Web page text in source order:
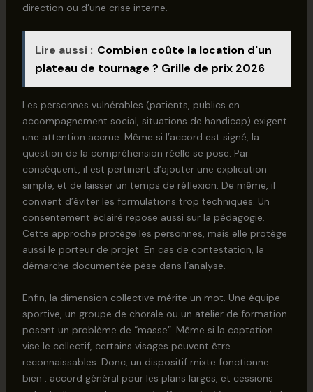
direction ou d’une crise interne.
Lire aussi : Combien coûte la location d'un
plateau de tournage ? Grille de prix 2026
Les personnes vulnérables (patients, publics en
accompagnement social, situations de handicap) exigent
une attention accrue. Même si l’accord est signé, la
question de la compréhension réelle se pose. Par
conséquent, il est pertinent d’ajouter une explication
simple, et de laisser un temps de réflexion. De même, il
convient d’éviter les formulations trop techniques. Un
consentement éclairé repose aussi sur la pédagogie.
Cette approche protège les personnes, mais elle protège
aussi le porteur de projet. En cas de contestation, la
démarche documentée pèse dans l’analyse.
Enfin, la dimension collective mérite un mot. Une équipe
sportive, un groupe de chorale ou un atelier de formation
posent un problème de “masse”. Même si la captation
vise le collectif, certains visages peuvent être
reconnaissables. Donc, un dispositif mixte fonctionne
bien : accord général pour les plans larges, et cessions